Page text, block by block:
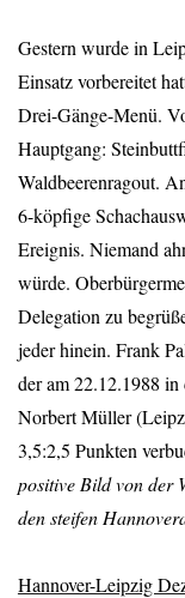
Gestern wurde in
Einsatz vorbereitet
Drei-Gänge-Menü.
Hauptgang:
Waldbeerenragout.
6-köpfige
Ereignis. Niemand
würde.
Delegation zu
jeder hinein. Frank
der am 22.12.1988
Norbert Müller
3,5:2,5 Punkten
positive Bild von der
den steifen
Hannover-Leipzig